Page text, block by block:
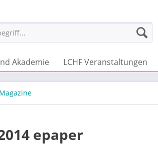
Akademie LCHF Veranstaltungen
epaper